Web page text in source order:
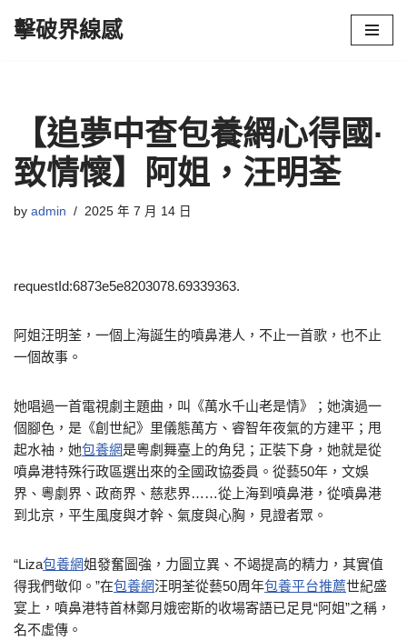
擊破界線感
【追夢中查包養網心得國·
致情懷】阿姐，汪明荃
by admin 2025 年 7 月 14 日
requestId:6873e5e8203078.69339363.
阿姐汪明荃，一個上海誕生的噴鼻港人，不止一首歌，也不止
一個故事。
她唱過一首電視劇主題曲，叫《萬水千山老是情》；她演過一
個腳色，是《創世紀》里儀態萬方、睿智年夜氣的方建平；甩
起水袖，她包養網是粵劇舞臺上的角兒；正裝下身，她就是從
噴鼻港特殊行政區選出來的全國政協委員。從藝50年，文娛
界、粵劇界、政商界、慈悲界……從上海到噴鼻港，從噴鼻港
到北京，平生風度與才幹、氣度與心胸，見證者眾。
“Liza包養網姐發奮圖強，力圖立異、不竭提高的精力，其實值
得我們敬仰。”在包養網汪明荃從藝50周年包養平台推薦世紀盛
宴上，噴鼻港特首林鄭月娥密斯的收場寄語已足見“阿姐”之稱，
名不虛傳。